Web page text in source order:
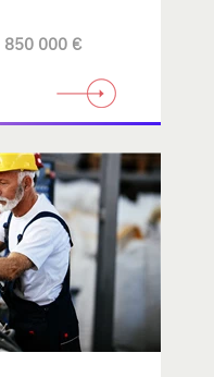
850 000 €